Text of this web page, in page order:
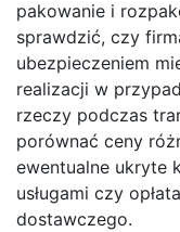
pakowanie i
sprawdzić, czy
ubezpieczeniem
realizacji w
rzeczy podczas
porównać ceny
ewentualne ukryte
usługami czy
dostawczego.